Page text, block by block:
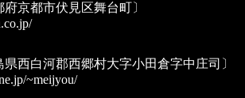
府京都市伏見区舞台町〕
県西白河郡西郷村大字小田倉字中庄司〕
~meijyou/